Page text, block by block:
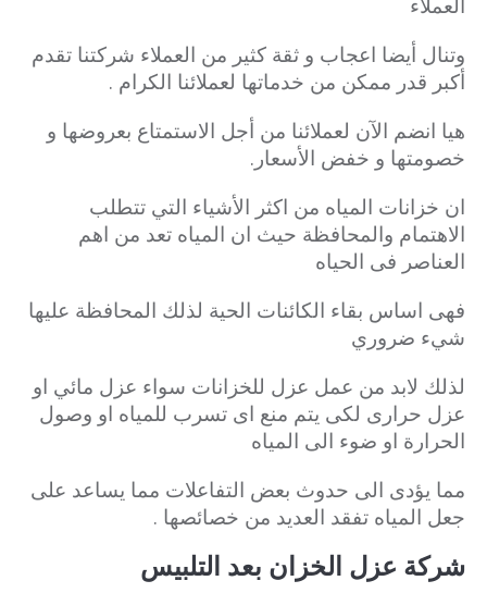
وتنال أيضا اعجاب و ثقة كثير من العملاء شركتنا تقدم
أكبر قدر ممكن من خدماتها لعملائنا الكرام .
هيا انضم الآن لعملائنا من أجل الاستمتاع بعروضها و
خصومتها و خفض الأسعار.
ان خزانات المياه من اكثر الأشياء التي تتطلب
الاهتمام والمحافظة حيث ان المياه تعد من اهم
العناصر فى الحياه
فهى اساس بقاء الكائنات الحية لذلك المحافظة عليها
شيء ضروري
لذلك لابد من عمل عزل للخزانات سواء عزل مائي او
عزل حرارى لكى يتم منع اى تسرب للمياه او وصول
الحرارة او ضوء الى المياه
مما يؤدى الى حدوث بعض التفاعلات مما يساعد على
جعل المياه تفقد العديد من خصائصها .
شركة عزل الخزان بعد التلبيس